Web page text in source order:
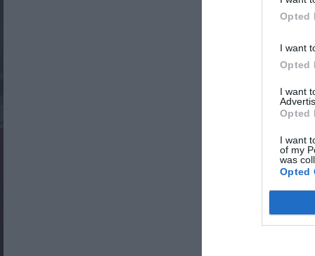
Opted
I want
Opted
I want
Opted
I want
of my
was
Opted